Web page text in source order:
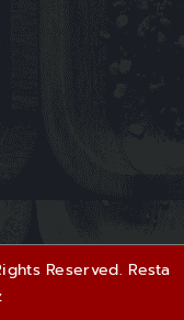
Reserved.Resta